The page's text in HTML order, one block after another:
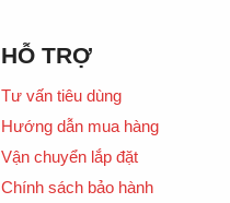
HỖ TRỢ
Tư vấn tiêu dùng
Hướng dẫn mua hàng
Vận chuyển lắp đặt
Chính sách bảo hành